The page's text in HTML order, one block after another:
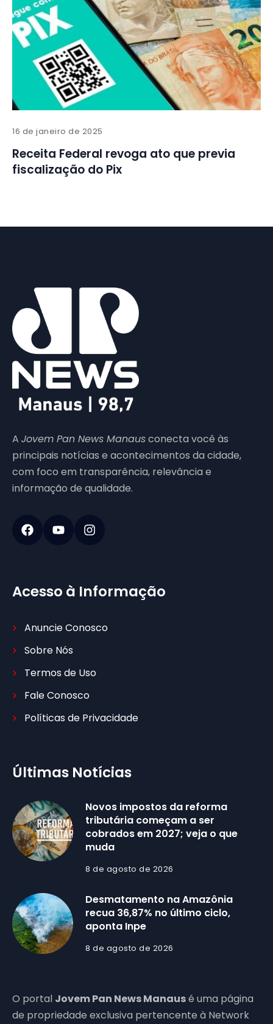
16 de janeiro de 2025
Receita Federal revoga ato que previa
fiscalização do Pix
A Jovem Pan News Manausconecta você às
principais notícias e acontecimentos da cidade,
com foco em transparência, relevância e
informação de qualidade.
Acesso à Informação
Anuncie Conosco
Sobre Nós
Termos de Uso
Fale Conosco
Políticas de Privacidade
Últimas Notícias
Novos impostos da reforma
tributária começam a ser
cobrados em 2027; veja o que
muda
8 de agosto de 2026
Desmatamento na Amazônia
recua 36,87% no último ciclo,
aponta Inpe
8 de agosto de 2026
O portal Jovem Pan News Manausé uma página
de propriedade exclusiva pertencente à Network